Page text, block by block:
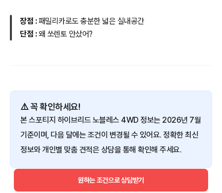
장점 :패밀리카로도 충분한 넓은 실내공간
단점 :왜 쏘렌토 안샀어?
⚠️ 꼭 확인하세요!
본 스포티지 하이브리드 노블레스 4WD 정보는 2026년 7월
기준이며, 다음 달에는 조건이 변경될 수 있어요. 정확한 최신
정보와 개인별 맞춤 견적은 상담을 통해 확인해 주세요.
원하는 조건으로 상담받기